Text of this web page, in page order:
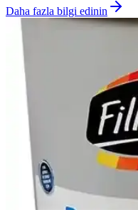
Daha fazla bilgi edinin